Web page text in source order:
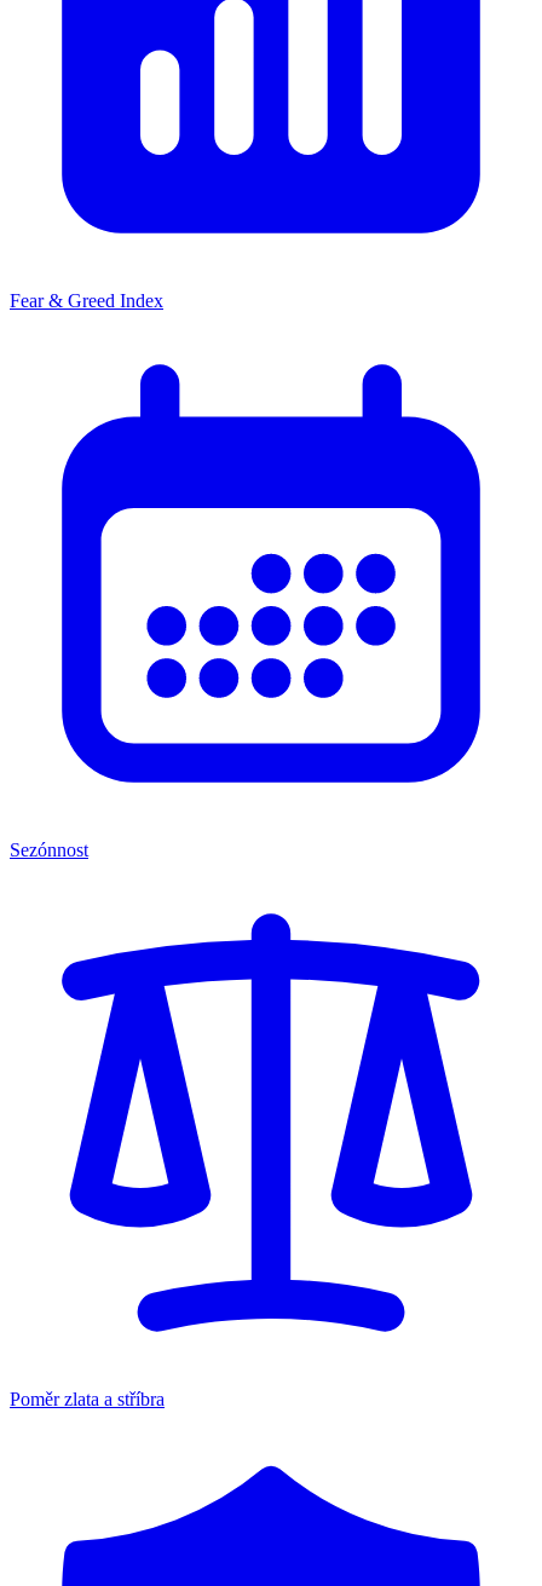
Fear & Greed Index
Sezónnost
Poměr zlata a stříbra